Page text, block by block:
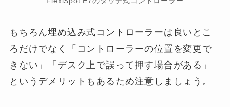
もちろん埋め込み式コントローラーは良いとこ
ろだけでなく「コントローラーの位置を変更で
きない」「デスク上で誤って押す場合がある」
というデメリットもあるため注意しましょう。